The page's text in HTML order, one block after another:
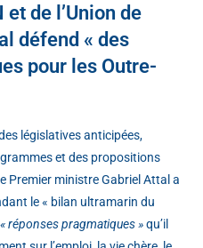
de l’Union de
défend « des
pour les Outre-
législatives anticipées,
et des propositions
Premier ministre Gabriel Attal a
le « bilan ultramarin du
« réponses pragmatiques »qu’il